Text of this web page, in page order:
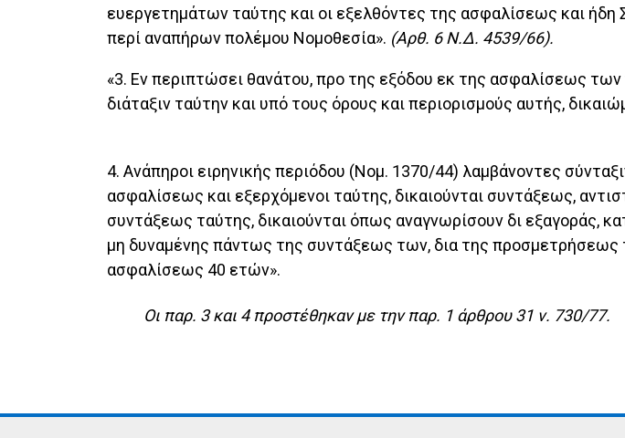
ευεργετημάτων ταύτης και οι εξελθόντες της ασφαλίσεως και
περί αναπήρων πολέμου Νομοθεσία». (Αρθ. 6 Ν.Δ. 4539/66).
«3. Εν περιπτώσει θανάτου, προ της εξόδου εκ της ασφαλίσεως
διάταξιν ταύτην και υπό τους όρους και περιορισμούς αυτής,
4. Ανάπηροι ειρηνικής περιόδου (Νομ. 1370/44) λαμβάνοντες
ασφαλίσεως και εξερχόμενοι ταύτης, δικαιούνται συντάξεως,
συντάξεως ταύτης, δικαιούνται όπως αναγνωρίσουν δι εξαγοράς,
μη δυναμένης πάντως της συντάξεως των, δια της προσμετρήσεως
ασφαλίσεως 40 ετών».
Οι παρ. 3 και 4 προστέθηκαν με την παρ. 1 άρθρου 31 ν. 730/77.